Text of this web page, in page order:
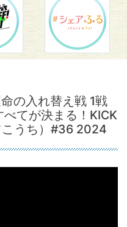
の入れ替え戦 1戦
てが決まる！KICK
こうち）#36 2024